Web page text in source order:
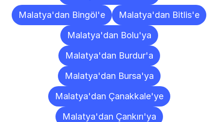
Malatya'dan Bingöl'e
Malatya'dan Bitlis'e
Malatya'dan Bolu'ya
Malatya'dan Burdur'a
Malatya'dan Bursa'ya
Malatya'dan Çanakkale'ye
Malatya'dan Çankırı'ya